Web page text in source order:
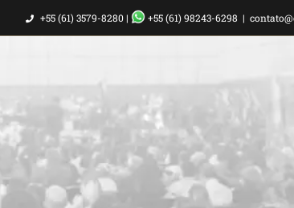
para
+55 (61) 3579-8280 | +55 (61) 98243-6298 |